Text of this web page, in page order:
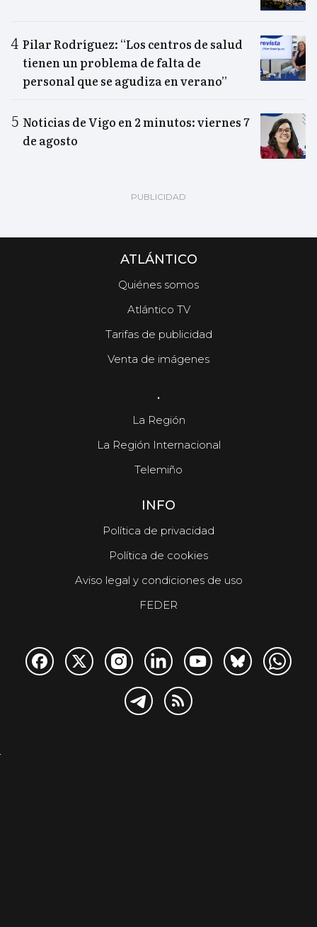
Pilar Rodríguez: “Los centros de salud
tienen un problema de falta de
personal que se agudiza en verano”
Noticias de Vigo en 2 minutos: viernes 7
de agosto
ATLÁNTICO
Quiénes somos
Atlántico TV
Tarifas de publicidad
Venta de imágenes
.
La Región
La Región Internacional
Telemiño
INFO
Política de privacidad
Política de cookies
Aviso legal y condiciones de uso
FEDER